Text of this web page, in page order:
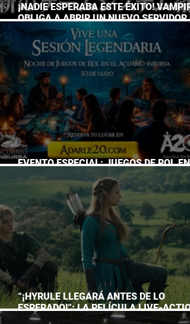
¡NADIE ESPERABA ESTE ÉXITO! VAMPIR
OBLIGA A ABRIR UN NUEVO SERVIDOR
JAPÓN A SOLO DOS DÍAS DE SU
LANZAMIENTO
EVENTO ESPECIAL: JUEGOS DE ROL EN
“¡HYRULE LLEGARÁ ANTES DE LO
ESPERADO!”: LA PELÍCULA LIVE-
DE THE LEGEND OF ZELDA ADELANTA